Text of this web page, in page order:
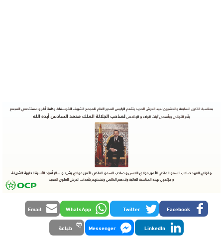
Facebook
Twitter
WhatsApp
Email
LinkedIn
Messenger طباعة